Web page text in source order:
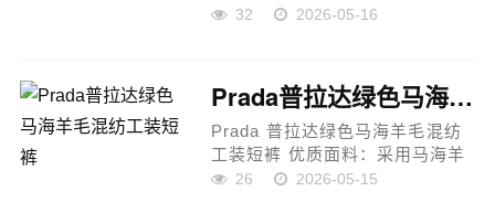
软糯混纺针织面料版型：宽松微
XL适用性别：男女同款产品描...
32 2026-05-16
Prada普拉达绿色马海羊毛混纺工装短裤
Prada 普拉达绿色马海羊毛混纺
工装短裤 优质面料：采用马海羊
毛混纺面料，挺括耐磨，触感干
26 2026-05-15